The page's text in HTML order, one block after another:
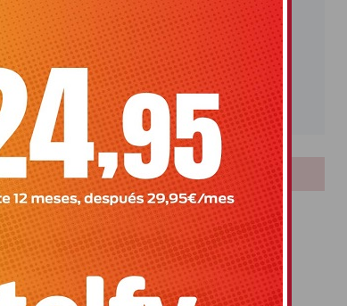
LOTERIAS
Bonoloto
Primitiva
El Gordo
Euromillones
Loteria